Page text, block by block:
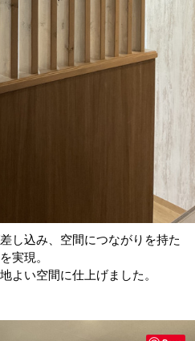
し込み、空間につながりを持た
実現。
よい空間に仕上げました。